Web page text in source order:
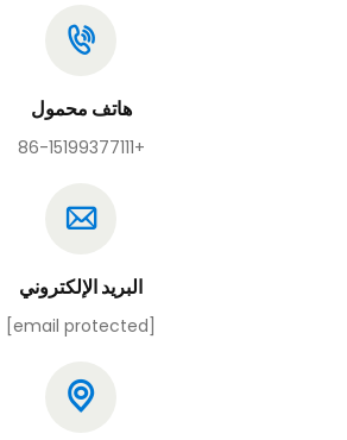
هاتف محمول
+86-15199377111
البريد الإلكتروني